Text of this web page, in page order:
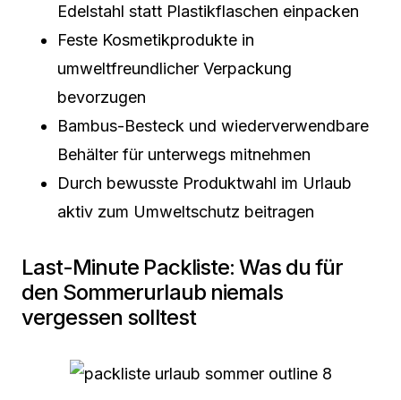
Edelstahl statt Plastikflaschen einpacken
Feste Kosmetikprodukte in
umweltfreundlicher Verpackung
bevorzugen
Bambus-Besteck und wiederverwendbare
Behälter für unterwegs mitnehmen
Durch bewusste Produktwahl im Urlaub
aktiv zum Umweltschutz beitragen
Last-Minute Packliste: Was du für
den Sommerurlaub niemals
vergessen solltest